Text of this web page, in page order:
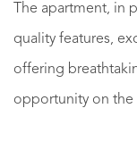
The apartment, in
quality features,
offering
opportunity on the